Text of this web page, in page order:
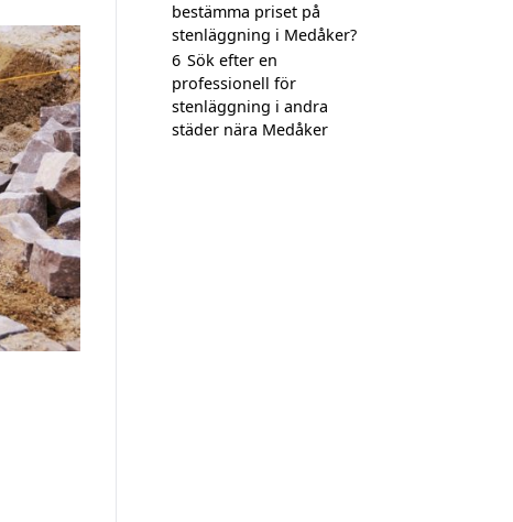
bestämma priset på
stenläggning i Medåker?
6 Sök efter en
professionell för
stenläggning i andra
städer nära Medåker